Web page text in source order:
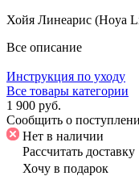
Хойя Линеарис (Hoya
Все описание
Инструкция по уходу
Все товары категории
1 900 руб.
Сообщить о
Нет в наличии
Рассчитать доставку
Хочу в подарок